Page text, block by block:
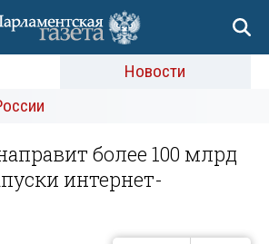
Новости
более 100 млрд
интернет-